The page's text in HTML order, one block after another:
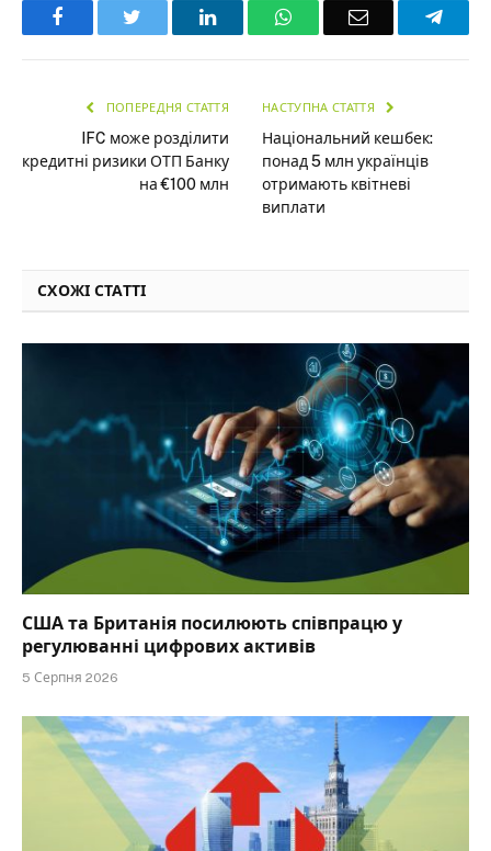
Facebook LinkedInWhatsAppEmail
ПОПЕРЕДНЯ СТАТТЯ
IFC може розділити
кредитні ризики ОТП Банку
на €100 млн
НАСТУПНА СТАТТЯ
Національний кешбек:
понад 5 млн українців
отримають квітневі
виплати
СХОЖІ СТАТТІ
США та Британія посилюють співпрацю у
регулюванні цифрових активів
5 Серпня 2026